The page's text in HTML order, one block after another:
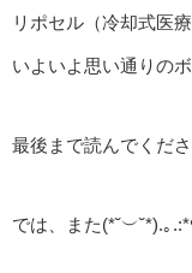
リポセル（冷却式医
いよいよ思い通りの
最後まで読んでくだ
では、また(*˘︶˘*).｡